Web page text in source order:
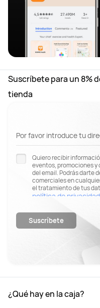
Suscríbete para un 8%
tienda
Por favor introduce tu
Quiero recibir
eventos, promociones y
del email. Podrás darte
comerciales en
el tratamiento de tus
política de privacidad
Suscríbete
¿Qué hay en la caja?